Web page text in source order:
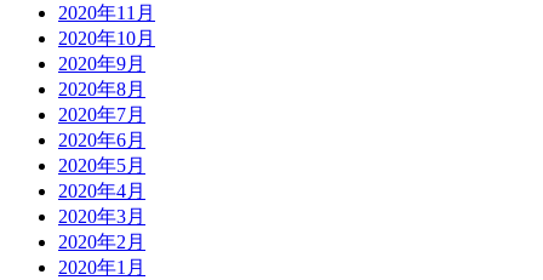
2020年11月
2020年10月
2020年9月
2020年8月
2020年7月
2020年6月
2020年5月
2020年4月
2020年3月
2020年2月
2020年1月